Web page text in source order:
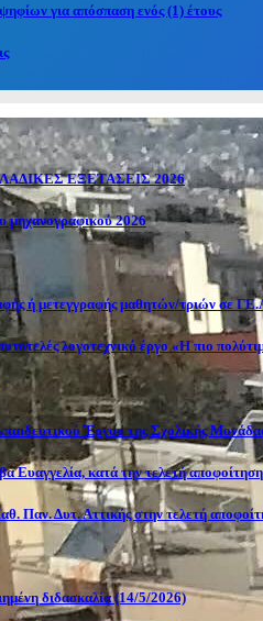
για απόσπαση ενός (1) έτους
ΕΞΕΤΑΣΕΙΣ 2026
μηχανογραφικού 2026
ή μετεγγραφής μαθητών/τριών σε
λογοτεχνικό έργο «Η πιο
Έργου της Σχολικής
Ευαγγελία, κατά την τελετή
Παν. Δυτ. Αττικής στην τελετή
διδασκαλία (14/5/2026)